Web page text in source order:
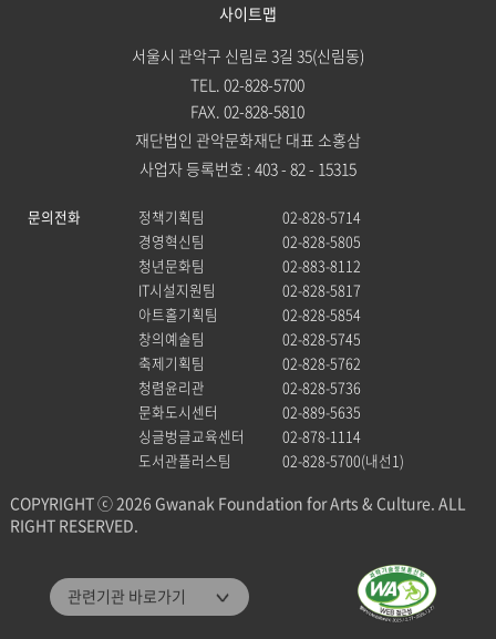
관련기관 바로가기
관악문화재단
관악구통합도서관
사이트맵
서울시 관악구 신림로 3길 35(신림동)
TEL. 02-828-5700
FAX. 02-828-5810
재단법인 관악문화재단 대표 소홍삼
사업자 등록번호 : 403 - 82 - 15315
문의전화 정책기획팀
02-828-5714
경영혁신팀
02-828-5805
청년문화팀
02-883-8112
IT시설지원팀
02-828-5817
아트홀기획팀
02-828-5854
창의예술팀
02-828-5745
축제기획팀
02-828-5762
청렴윤리관
02-828-5736
문화도시센터
02-889-5635
싱글벙글교육센터
02-878-1114
도서관플러스팀
02-828-5700(내선1)
COPYRIGHT ⓒ 2026 Gwanak Foundation for Arts & Culture. ALL
RIGHT RESERVED.